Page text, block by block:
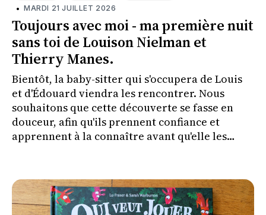
• MARDI 21 JUILLET 2026
Toujours avec moi - ma première nuit
sans toi de Louison Nielman et
Thierry Manes.
Bientôt, la baby-sitter qui s'occupera de Louis
et d'Édouard viendra les rencontrer. Nous
souhaitons que cette découverte se fasse en
douceur, afin qu'ils prennent confiance et
apprennent à la connaître avant qu'elle les